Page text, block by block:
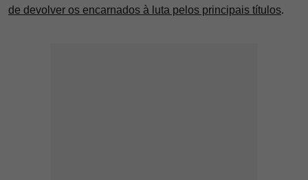
de devolver os encarnados à luta pelos principais títulos.